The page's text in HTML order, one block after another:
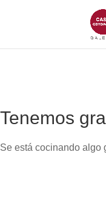
Tenemos
Se está cocinando algo